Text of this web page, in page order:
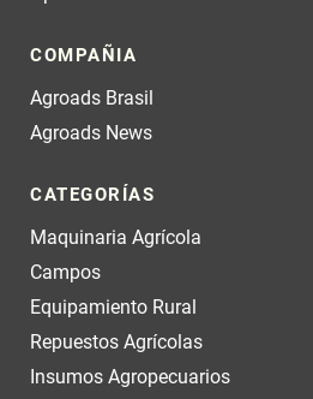
COMPAÑIA
Agroads Brasil
Agroads News
CATEGORÍAS
Maquinaria Agrícola
Campos
Equipamiento Rural
Repuestos Agrícolas
Insumos Agropecuarios